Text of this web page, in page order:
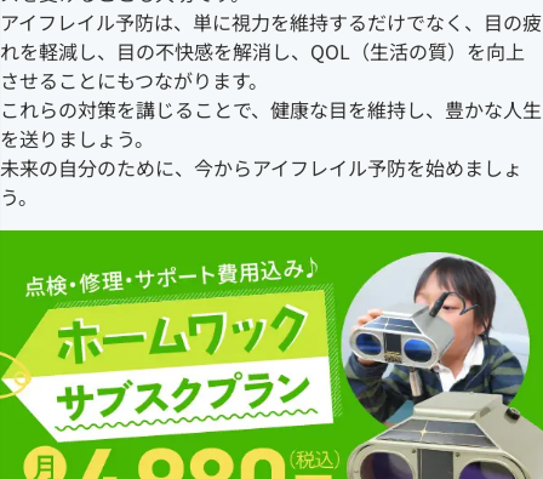
アイフレイル予防は、単に視力を維持するだけでなく、目の疲
れを軽減し、目の不快感を解消し、QOL（生活の質）を向上
させることにもつながります。
これらの対策を講じることで、健康な目を維持し、豊かな人生
を送りましょう。
未来の自分のために、今からアイフレイル予防を始めましょ
う。